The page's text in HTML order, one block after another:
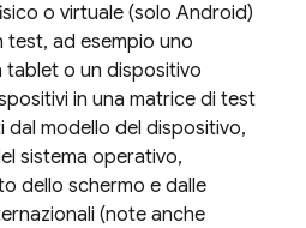
o virtuale (solo Android)
test, ad esempio uno
tablet o un dispositivo
in una matrice di test
modello del dispositivo,
sistema operativo,
dello schermo e dalle
(note anche